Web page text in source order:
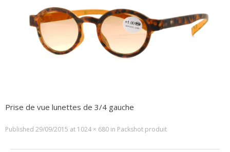
Prise de vue lunettes de 3/4 gauche
Published 29/09/2015 at 1024 × 680 in Packshot produit